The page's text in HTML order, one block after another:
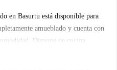
en Basurtu está disponible para
amueblado y cuenta con
Dispone de cocina
con lavadora y secadora. El